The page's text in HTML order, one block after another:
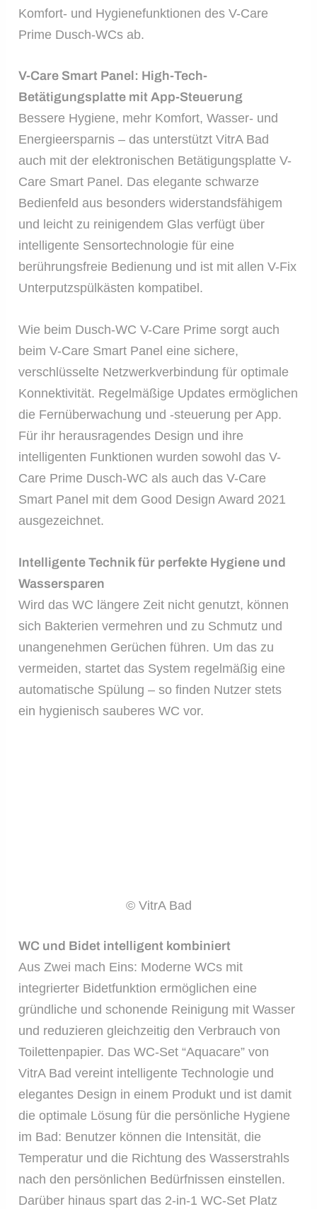
Komfort- und Hygienefunktionen des V-Care
Prime Dusch-WCs ab.
V-Care Smart Panel: High-Tech-
Betätigungsplatte mit App-Steuerung
Bessere Hygiene, mehr Komfort, Wasser- und
Energieersparnis – das unterstützt VitrA Bad
auch mit der elektronischen Betätigungsplatte V-
Care Smart Panel. Das elegante schwarze
Bedienfeld aus besonders widerstandsfähigem
und leicht zu reinigendem Glas verfügt über
intelligente Sensortechnologie für eine
berührungsfreie Bedienung und ist mit allen V-Fix
Unterputzspülkästen kompatibel.
Wie beim Dusch-WC V-Care Prime sorgt auch
beim V-Care Smart Panel eine sichere,
verschlüsselte Netzwerkverbindung für optimale
Konnektivität. Regelmäßige Updates ermöglichen
die Fernüberwachung und -steuerung per App.
Für ihr herausragendes Design und ihre
intelligenten Funktionen wurden sowohl das V-
Care Prime Dusch-WC als auch das V-Care
Smart Panel mit dem Good Design Award 2021
ausgezeichnet.
Intelligente Technik für perfekte Hygiene und
Wassersparen
Wird das WC längere Zeit nicht genutzt, können
sich Bakterien vermehren und zu Schmutz und
unangenehmen Gerüchen führen. Um das zu
vermeiden, startet das System regelmäßig eine
automatische Spülung – so finden Nutzer stets
ein hygienisch sauberes WC vor.
© VitrA Bad
WC und Bidet intelligent kombiniert
Aus Zwei mach Eins: Moderne WCs mit
integrierter Bidetfunktion ermöglichen eine
gründliche und schonende Reinigung mit Wasser
und reduzieren gleichzeitig den Verbrauch von
Toilettenpapier. Das WC-Set “Aquacare” von
VitrA Bad vereint intelligente Technologie und
elegantes Design in einem Produkt und ist damit
die optimale Lösung für die persönliche Hygiene
im Bad: Benutzer können die Intensität, die
Temperatur und die Richtung des Wasserstrahls
nach den persönlichen Bedürfnissen einstellen.
Darüber hinaus spart das 2-in-1 WC-Set Platz